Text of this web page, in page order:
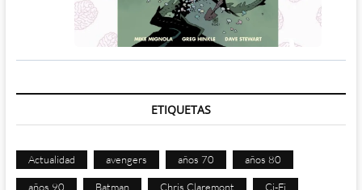
ETIQUETAS
Actualidad avengers años 70 años 80
años 90 Batman Chris Claremont Ci-Fi